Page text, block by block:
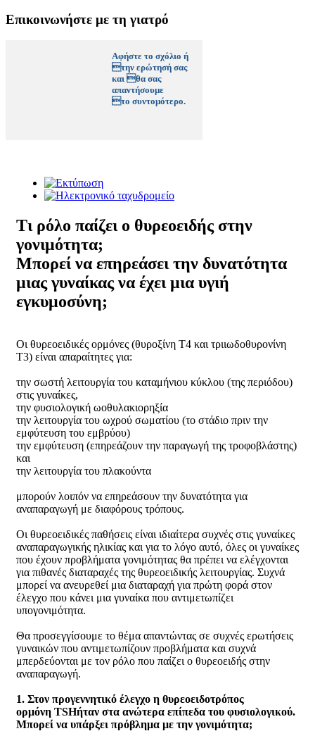
Επικοινωνήστε με τη γιατρό
Αφήστε το σχόλιο ή
την ερώτησή σας
και θα σας
απαντήσουμε
το συντομότερο.
Τι ρόλο παίζει ο θυρεοειδής στην
γονιμότητα;
Μπορεί να επηρεάσει την δυνατότητα
μιας γυναίκας να έχει μια υγιή
εγκυμοσύνη;
Οι θυρεοειδικές ορμόνες (θυροξίνη Τ4 και τριιωδοθυρονίνη
Τ3) είναι απαραίτητες για:
την σωστή λειτουργία του καταμήνιου κύκλου (της περιόδου)
στις γυναίκες,
την φυσιολογική ωοθυλακιορηξία
την λειτουργία του ωχρού σωματίου (το στάδιο πριν την
εμφύτευση του εμβρύου)
την εμφύτευση (επηρεάζουν την παραγωγή της τροφοβλάστης)
και
την λειτουργία του πλακούντα
μπορούν λοιπόν να επηρεάσουν την δυνατότητα για
αναπαραγωγή με διαφόρους τρόπους.
Οι θυρεοειδικές παθήσεις είναι ιδιαίτερα συχνές στις γυναίκες
αναπαραγωγικής ηλικίας και για το λόγο αυτό, όλες οι γυναίκες
που έχουν προβλήματα γονιμότητας θα πρέπει να ελέγχονται
για πιθανές διαταραχές της θυρεοειδικής λειτουργίας. Συχνά
μπορεί να ανευρεθεί μια διαταραχή για πρώτη φορά στον
έλεγχο που κάνει μια γυναίκα που αντιμετωπίζει
υπογονιμότητα.
Θα προσεγγίσουμε το θέμα απαντώντας σε συχνές ερωτήσεις
γυναικών που αντιμετωπίζουν προβλήματα και συχνά
μπερδεύονται με τον ρόλο που παίζει ο θυρεοειδής στην
αναπαραγωγή.
1. Στον προγεννητικό έλεγχο η θυρεοειδοτρόπος
ορμόνη TSHήταν στα ανώτερα επίπεδα του φυσιολογικού.
Μπορεί να υπάρξει πρόβλημα με την γονιμότητα;